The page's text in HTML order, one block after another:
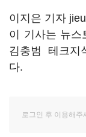
이지은 기자
이 기사는 뉴스
김충범 테크지
다.